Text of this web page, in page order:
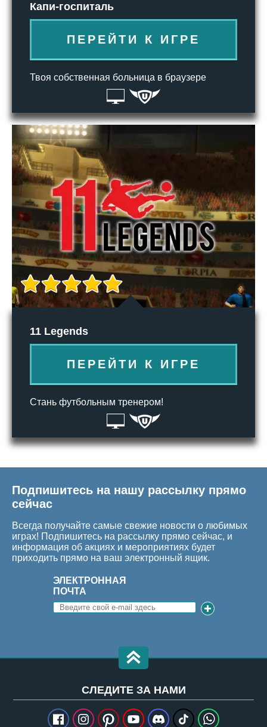
Капи-госпиталь
ПЕРЕЙТИ К ИГРЕ
Твоя собственная больница в браузере
11 Legends
ПЕРЕЙТИ К ИГРЕ
Стань футбольным тренером!
Подпишитесь на нашу рассылку прямо
сейчас
Всегда получайте самые свежие новости о любимых
играх! Подпишитесь на рассылку прямо сейчас, и
информация об акциях и мероприятиях будет
приходить прямо на ваш электронный ящик.
ЭЛЕКТРОННАЯ
ПОЧТА
CЛЕДИТЕ ЗА НАМИ